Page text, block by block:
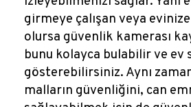
girmeye çalışan veya
olursa güvenlik kamerası
bunu kolayca bulabilir ve ev
gösterebilirsiniz. Aynı
malların güvenliğini, can